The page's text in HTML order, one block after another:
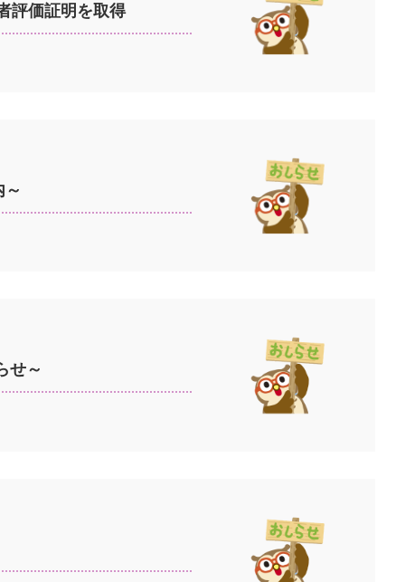
評価証明を取得
せ～